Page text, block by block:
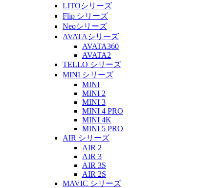
LITOシリーズ
Flip シリーズ
Neoシリーズ
AVATAシリーズ
AVATA360
AVATA2
TELLO シリーズ
MINI シリーズ
MINI
MINI 2
MINI 3
MINI 4 PRO
MINI 4K
MINI 5 PRO
AIR シリーズ
AIR 2
AIR 3
AIR 3S
AIR 2S
MAVIC シリーズ